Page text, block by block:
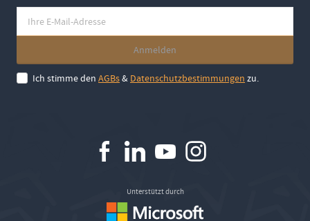
Ich stimme den AGBs& Datenschutzbestimmungen zu.
Unterstützt durch